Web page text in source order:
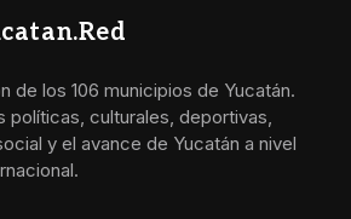
de los 106 municipios de Yucatán.
políticas, culturales, deportivas,
y el avance de Yucatán a nivel